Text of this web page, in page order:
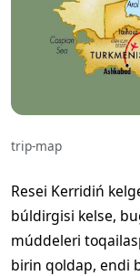
trip-map
Resei Kerridiń
búldirgisi kelse,
múddeleri
birin qoldap, endi